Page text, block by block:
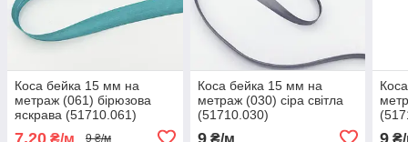
Коса бейка 15 мм на
метраж (061) бірюзова
яскрава (51710.061)
7,20 ₴/м 9 ₴/м
Коса бейка 15 мм на
метраж (030) сіра світла
(51710.030)
9₴/м 9